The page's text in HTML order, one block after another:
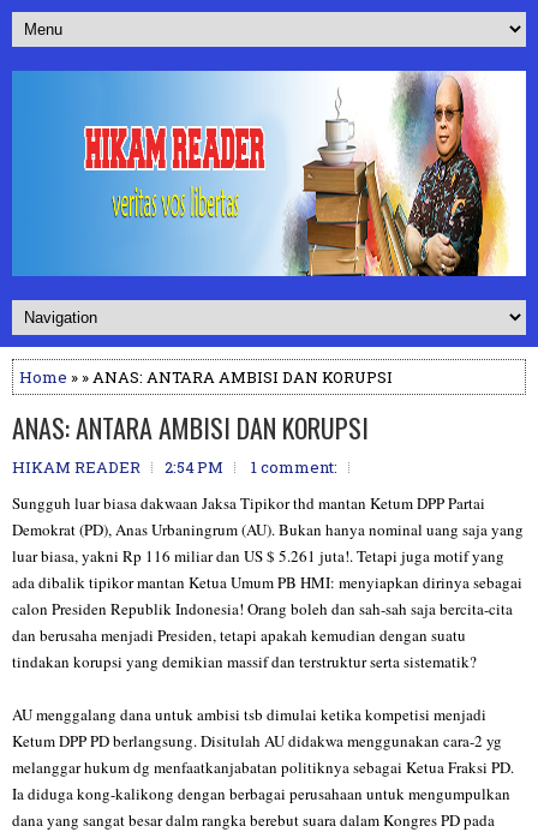
Home » » ANAS: ANTARA AMBISI DAN KORUPSI
ANAS: ANTARA AMBISI DAN KORUPSI
HIKAM READER 2:54 PM
1 comment:
Sungguh luar biasa dakwaan Jaksa Tipikor thd mantan Ketum DPP Partai
Demokrat (PD), Anas Urbaningrum (AU). Bukan hanya nominal uang saja yang
luar biasa, yakni Rp 116 miliar dan US $ 5.261 juta!. Tetapi juga motif yang
ada dibalik tipikor mantan Ketua Umum PB HMI: menyiapkan dirinya sebagai
calon Presiden Republik Indonesia! Orang boleh dan sah-sah saja bercita-cita
dan berusaha menjadi Presiden, tetapi apakah kemudian dengan suatu
tindakan korupsi yang demikian massif dan terstruktur serta sistematik?
AU menggalang dana untuk ambisi tsb dimulai ketika kompetisi menjadi
Ketum DPP PD berlangsung. Disitulah AU didakwa menggunakan cara-2 yg
melanggar hukum dg menfaatkanjabatan politiknya sebagai Ketua Fraksi PD.
Ia diduga kong-kalikong dengan berbagai perusahaan untuk mengumpulkan
dana yang sangat besar dalm rangka berebut suara dalam Kongres PD pada